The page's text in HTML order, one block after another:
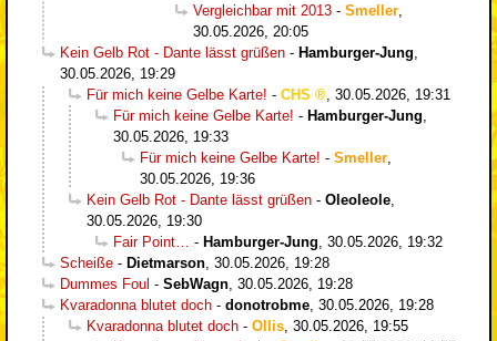
Vergleichbar mit 2013 - Smeller,
30.05.2026, 20:05
Kein Gelb Rot - Dante lässt grüßen - Hamburger-Jung,
30.05.2026, 19:29
Für mich keine Gelbe Karte! - CHS , 30.05.2026, 19:31
Für mich keine Gelbe Karte! - Hamburger-Jung,
30.05.2026, 19:33
Für mich keine Gelbe Karte! - Smeller,
30.05.2026, 19:36
Kein Gelb Rot - Dante lässt grüßen - Oleoleole,
30.05.2026, 19:30
Fair Point… - Hamburger-Jung, 30.05.2026, 19:32
Scheiße - Dietmarson, 30.05.2026, 19:28
Dummes Foul - SebWagn, 30.05.2026, 19:28
Kvaradonna blutet doch - donotrobme, 30.05.2026, 19:28
Kvaradonna blutet doch - Ollis, 30.05.2026, 19:55